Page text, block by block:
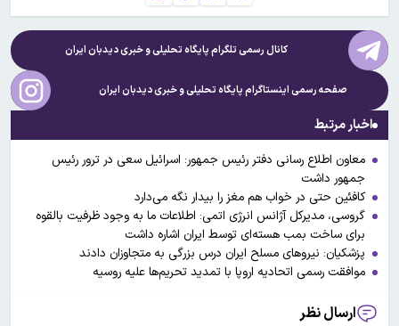
کانال رسمی تلگرام پایگاه تحلیلی و خبریدیدبان ایران
صفحه رسمی اینستاگرام پایگاه تحلیلی و خبریدیدبان ایران
اخبار مرتبط
معاون اطلاع رسانی دفتر رئیس جمهور: اسرائیل سعی در ترور رئیس
جمهور داشت
کافئین حتی در خواب هم مغز را بیدار نگه‌ می‌دارد
گروسی، مدیرکل آژانس انرژی اتمی: اطلاعات ما به وجود ظرفیت بالقوه
برای ساخت بمب هسته‌ای توسط ایران اشاره داشت
پزشکیان: نیروهای مسلح ایران درس بزرگی به متجاوزان دادند
موافقت رسمی اتحادیه اروپا با تمدید تحریم‌ها علیه روسیه
ارسال نظر